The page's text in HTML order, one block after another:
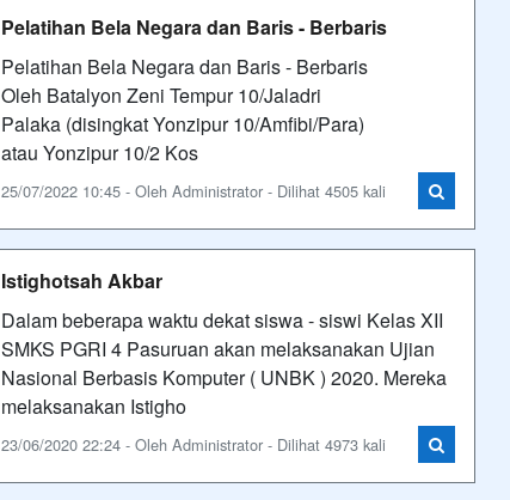
Pelatihan Bela Negara dan Baris - Berbaris
Pelatihan Bela Negara dan Baris - Berbaris
Oleh Batalyon Zeni Tempur 10/Jaladri
Palaka (disingkat Yonzipur 10/Amfibi/Para)
atau Yonzipur 10/2 Kos
25/07/2022 10:45 - Oleh Administrator - Dilihat 4505 kali
Istighotsah Akbar
Dalam beberapa waktu dekat siswa - siswi Kelas XII
SMKS PGRI 4 Pasuruan akan melaksanakan Ujian
Nasional Berbasis Komputer ( UNBK ) 2020. Mereka
melaksanakan Istigho
23/06/2020 22:24 - Oleh Administrator - Dilihat 4973 kali